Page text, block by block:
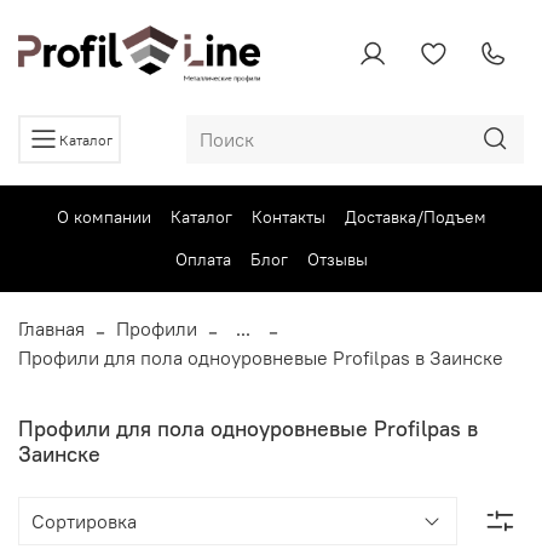
Каталог
О компании Каталог Контакты
Доставка/Подъем
Оплата
Блог Отзывы
Главная Профили
...
Профили для пола одноуровневые Profilpas в Заинске
Профили для пола одноуровневые Profilpas в
Заинске